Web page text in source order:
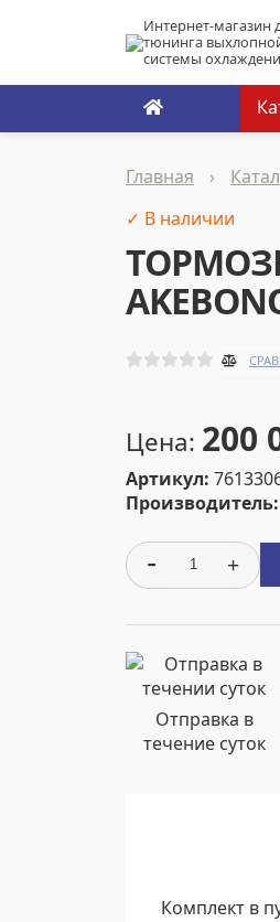
Интернет-магазин
тюнинга
системы
Главная ›
✓ В наличии
Цена: 200
Артикул:
Производитель:
Отправка в
течение суток
Комплект в